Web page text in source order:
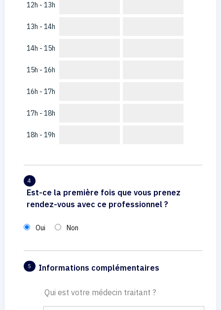
12h - 13h
13h - 14h
14h - 15h
15h - 16h
16h - 17h
17h - 18h
18h - 19h
4
Est-ce la première fois que vous prenez
rendez-vous avec ce professionnel ?
Oui Non
5 Informations complémentaires
Qui est votre médecin traitant ?